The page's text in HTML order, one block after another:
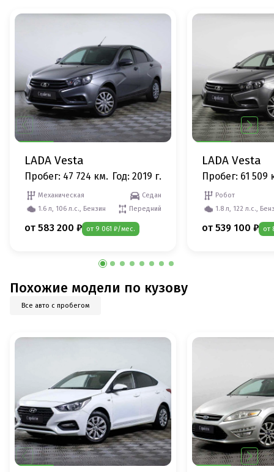
LADA Vesta
Пробег: 47 724 км. Год: 2019 г.
Механическая
Седан
1.6 л, 106 л.с., Бензин
Передний
от 583 200 ₽ от 9 061 ₽/мес.
LADA Vesta
Пробег: 61 509
Робот
1.8 л, 122 л.с.,
от 539 100 ₽ от
Похожие модели по кузову
Все авто с пробегом